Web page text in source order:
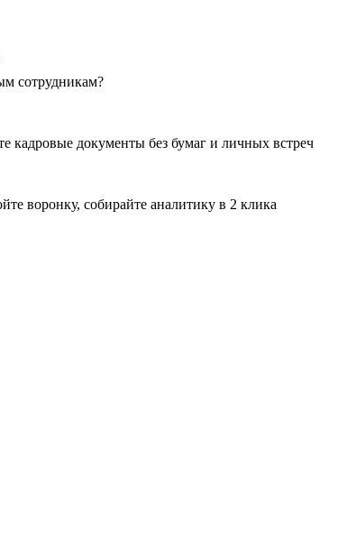
сотрудникам?
кадровые документы без бумаг и личных встреч
воронку, собирайте аналитику в 2 клика